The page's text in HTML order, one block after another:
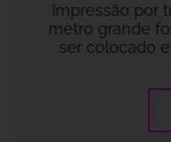
Impressão por
metro grande
ser colocado